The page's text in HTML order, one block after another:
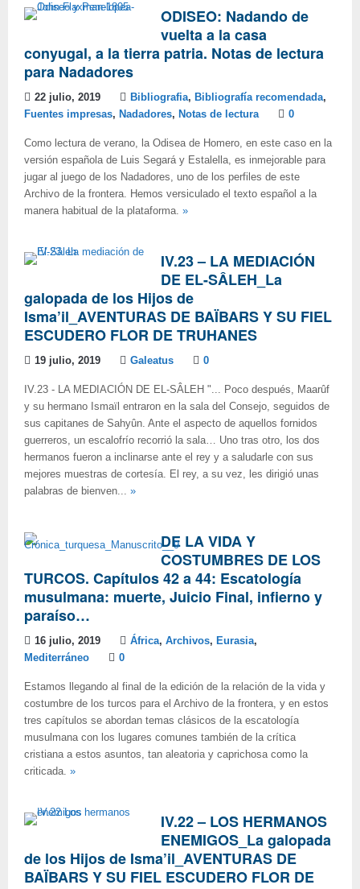
ODISEO: Nadando de
vuelta a la casa
conyugal, a la tierra patria. Notas de lectura
para Nadadores
22 julio, 2019 Bibliografia, Bibliografía recomendada,
Fuentes impresas, Nadadores, Notas de lectura 0
Como lectura de verano, la Odisea de Homero, en este caso en la
versión española de Luis Segará y Estalella, es inmejorable para
jugar al juego de los Nadadores, uno de los perfiles de este
Archivo de la frontera. Hemos versiculado el texto español a la
manera habitual de la plataforma. »
IV.23 – LA MEDIACIÓN
DE EL-SÂLEH_La
galopada de los Hijos de
Isma’il_AVENTURAS DE BAÏBARS Y SU FIEL
ESCUDERO FLOR DE TRUHANES
19 julio, 2019 Galeatus 0
IV.23 - LA MEDIACIÓN DE EL-SÂLEH "... Poco después, Maarûf
y su hermano Ismaïl entraron en la sala del Consejo, seguidos de
sus capitanes de Sahyûn. Ante el aspecto de aquellos fornidos
guerreros, un escalofrío recorrió la sala… Uno tras otro, los dos
hermanos fueron a inclinarse ante el rey y a saludarle con sus
mejores muestras de cortesía. El rey, a su vez, les dirigió unas
palabras de bienven... »
DE LA VIDA Y
COSTUMBRES DE LOS
TURCOS. Capítulos 42 a 44: Escatología
musulmana: muerte, Juicio Final, infierno y
paraíso…
16 julio, 2019 África, Archivos, Eurasia,
Mediterráneo
0
Estamos llegando al final de la edición de la relación de la vida y
costumbre de los turcos para el Archivo de la frontera, y en estos
tres capítulos se abordan temas clásicos de la escatología
musulmana con los lugares comunes también de la crítica
cristiana a estos asuntos, tan aleatoria y caprichosa como la
criticada. »
IV.22 – LOS HERMANOS
ENEMIGOS_La galopada
de los Hijos de Isma’il_AVENTURAS DE
BAÏBARS Y SU FIEL ESCUDERO FLOR DE